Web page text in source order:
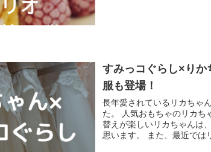
すみっコぐらし×り
服も登場！
長年愛されているリカちゃ
た。 人気おもちゃのリカち
替えが楽しいリカちゃんは
思います。 また、最近では